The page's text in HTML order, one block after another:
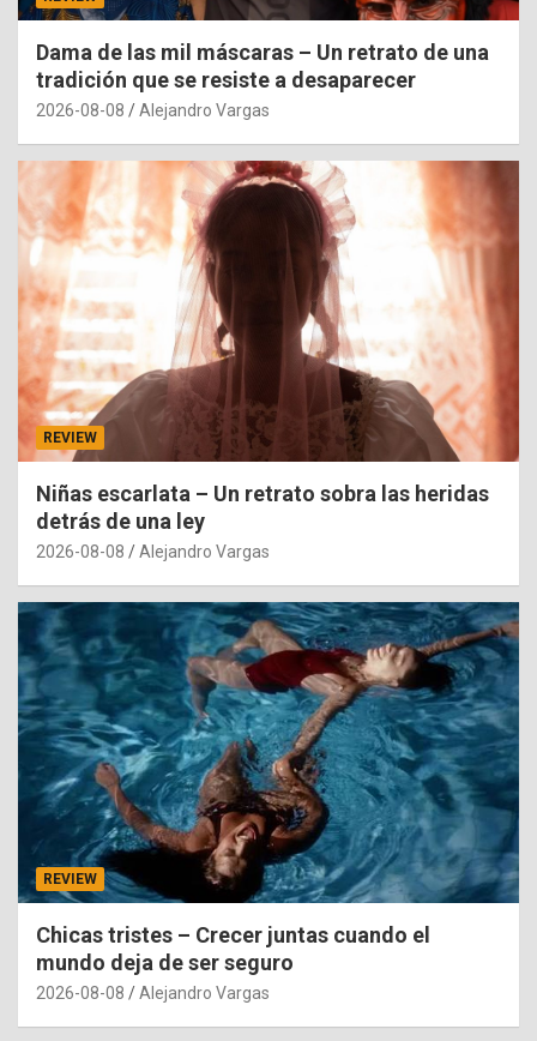
Dama de las mil máscaras – Un retrato de una
tradición que se resiste a desaparecer
2026-08-08 Alejandro Vargas
REVIEW
Niñas escarlata – Un retrato sobra las heridas
detrás de una ley
2026-08-08 Alejandro Vargas
REVIEW
Chicas tristes – Crecer juntas cuando el
mundo deja de ser seguro
2026-08-08 Alejandro Vargas